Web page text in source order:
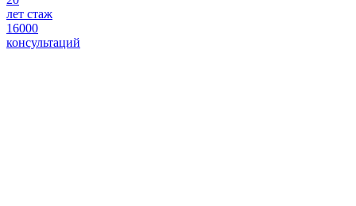
лет стаж
16000
консультаций